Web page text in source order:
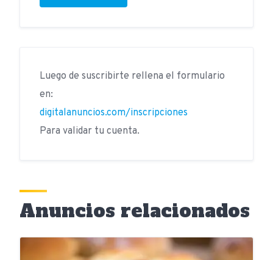
Luego de suscribirte rellena el formulario
en:
digitalanuncios.com/inscripciones
Para validar tu cuenta.
Anuncios relacionados